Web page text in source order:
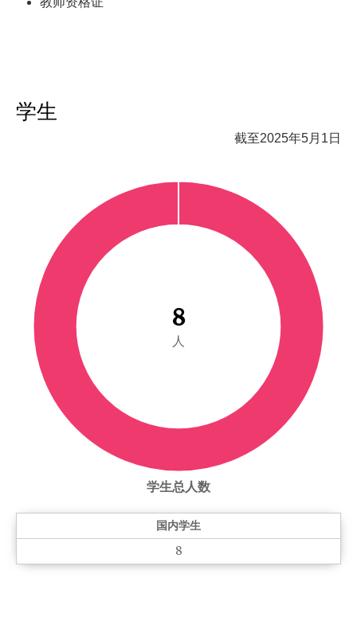
学生
截至2025年5月1日
8
人
学生总人数
国内学生
8